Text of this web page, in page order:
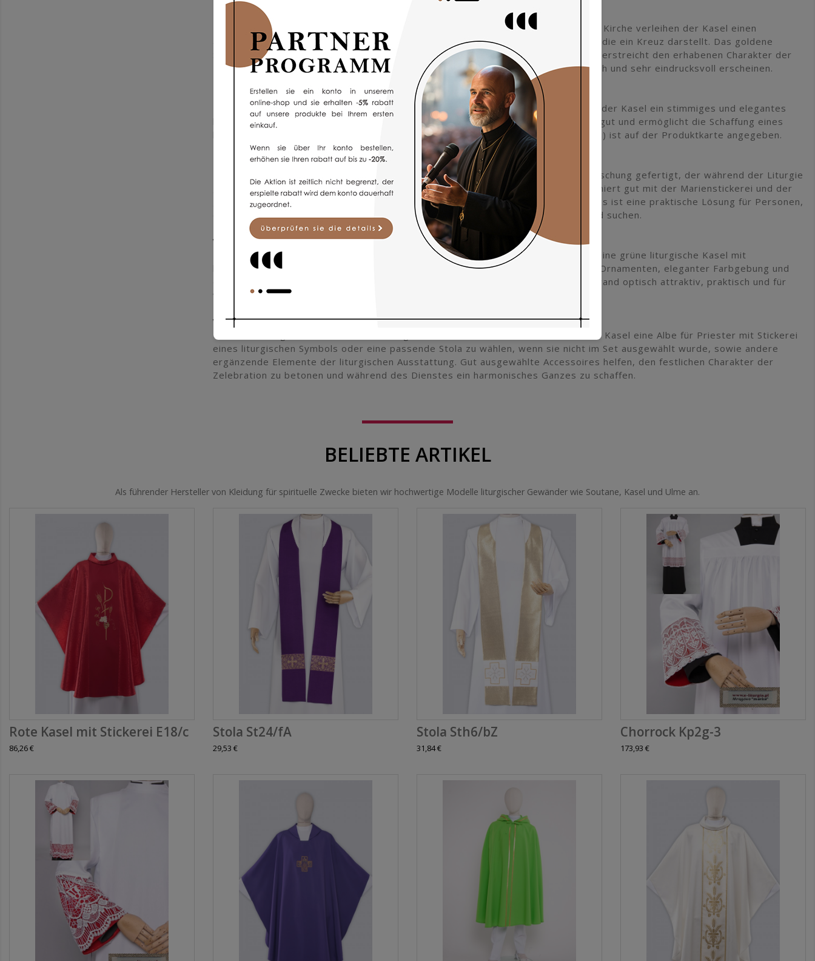
Die gestickten Ornamente mit der Symbolik der Liturgie der römisch-katholischen Kirche verleihen der Kasel einen
ausdrucksstarken, feierlichen Charakter. Die Kasel ist mit einer Stickerei verziert, die ein Kreuz darstellt. Das goldene
Stickmuster mit hellen Akzenten hebt sich elegant vom grünen Gewand ab und unterstreicht den erhabenen Charakter der
Zelebration. Die Stickerei lässt die Kasel während der Liturgie klassisch, ästhetisch und sehr eindrucksvoll erscheinen.
Das Modell ist auch im Set mit der 125 cm langen Stola Sth11/z erhältlich, die mit der Kasel ein stimmiges und elegantes
liturgisches Set bildet. Die Stola ergänzt den festlichen Charakter des Gewandes gut und ermöglicht die Schaffung eines
harmonischen Sets für die Zelebration. Die Variante mit der Stola Sth11/z (125 cm) ist auf der Produktkarte angegeben.
Material
Die Kasel wurde aus einem ästhetischen, glatten Stoff aus Polyester oder Wollmischung gefertigt, der während der Liturgie
gut fällt und den feierlichen Charakter des Gewandes betont. Das Material harmoniert gut mit der Marienstickerei und der
gesamten Farbkomposition, wodurch die Kasel stimmig und elegant erscheint. Dies ist eine praktische Lösung für Personen,
die ein liturgisches Gewand mit einem erhabenen und gepflegten Erscheinungsbild suchen.
Warum diese Kasel wählen?
Die Kasel Gh11/z oder Gh11/z -w ist ein sehr guter Vorschlag für Personen, die eine grüne liturgische Kasel mit
klassischem, feierlichem Erscheinungsbild suchen. Die Verbindung von gestickten Ornamenten, eleganter Farbgebung und
der Möglichkeit, das Modell im Set mit einer Stola zu bestellen, macht dieses Gewand optisch attraktiv, praktisch und für
wichtige Zelebrationen im Laufe des liturgischen Jahres geeignet.
Was zur Kasel dazukaufen?
Um ein stimmiges und ästhetisches liturgisches Set zu schaffen, lohnt es sich, zur Kasel eine Albe für Priester mit Stickerei
eines liturgischen Symbols oder eine passende Stola zu wählen, wenn sie nicht im Set ausgewählt wurde, sowie andere
ergänzende Elemente der liturgischen Ausstattung. Gut ausgewählte Accessoires helfen, den festlichen Charakter der
Zelebration zu betonen und während des Dienstes ein harmonisches Ganzes zu schaffen.
BELIEBTE ARTIKEL
Als führender Hersteller von Kleidung für spirituelle Zwecke bieten wir hochwertige Modelle liturgischer Gewänder wie Soutane, Kasel und Ulme an.
Rote Kasel mit Stickerei E18/c
86,26 €
Stola St24/fA
29,53 €
Stola Sth6/bZ
31,84 €
Chorrock Kp2g-3
173,93 €